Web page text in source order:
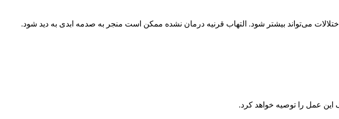
می‌تواند بیشتر شود. التهاب قرنیه درمان نشده ممکن است منجر به صدمه ابدی به دید شود.
این عمل را توصیه خواهد کرد.